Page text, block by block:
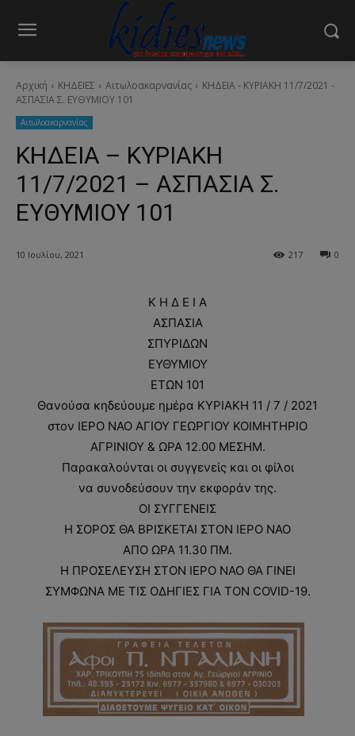
Αρχική ΚΗΔΕΙΕΣ Aιτωλοακαρνανίας
ΚΗΔΕΙΑ - ΚΥΡΙΑΚΗ 11/7/2021 -
ΑΣΠΑΣΙΑ Σ. ΕΥΘΥΜΙΟΥ 101
Aιτωλοακαρνανίας
ΚΗΔΕΙΑ – ΚΥΡΙΑΚΗ
11/7/2021 – ΑΣΠΑΣΙΑ Σ.
ΕΥΘΥΜΙΟΥ 101
10 Ιουλίου, 2021 0
217
Κ Η Δ Ε Ι Α
ΑΣΠΑΣΙΑ
ΣΠΥΡΙΔΩΝ
ΕΥΘΥΜΙΟΥ
ΕΤΩΝ 101
Θανούσα κηδεύουμε ημέρα ΚΥΡΙΑΚΗ 11 / 7 / 2021
στον ΙΕΡΟ ΝΑΟ ΑΓΙΟΥ ΓΕΩΡΓΙΟΥ ΚΟΙΜΗΤΗΡΙΟ
ΑΓΡΙΝΙΟΥ & ΩΡΑ 12.00 ΜΕΣΗΜ.
Παρακαλούνται οι συγγενείς και οι φίλοι
να συνοδεύσουν την εκφοράν της.
ΟΙ ΣΥΓΓΕΝΕΙΣ
Η ΣΟΡΟΣ ΘΑ ΒΡΙΣΚΕΤΑΙ ΣΤΟΝ ΙΕΡΟ ΝΑΟ
ΑΠΟ ΩΡΑ 11.30 ΠΜ.
Η ΠΡΟΣΕΛΕΥΣΗ ΣΤΟΝ ΙΕΡΟ ΝΑΟ ΘΑ ΓΙΝΕΙ
ΣΥΜΦΩΝΑ ΜΕ ΤΙΣ ΟΔΗΓΙΕΣ ΓΙΑ ΤΟΝ COVID-19.